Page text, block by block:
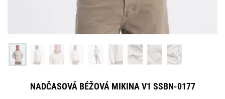
NADČASOVÁ BÉŽOVÁ MIKINA V1 SSBN-0177